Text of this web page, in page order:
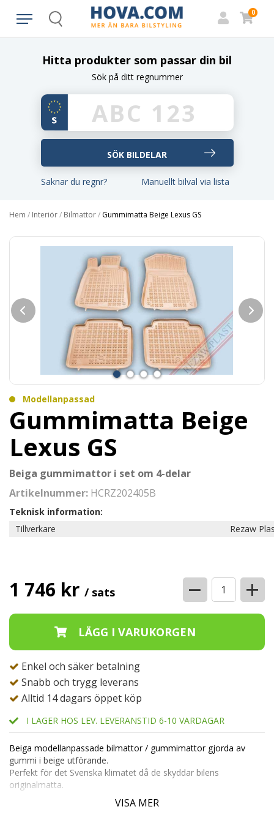
Search
0
Hitta produkter som passar din bil
Sök på ditt regnummer
Saknar du regnr? Manuellt bilval via lista
Hem / Interiör/ Bilmattor/ Gummimatta Beige Lexus GS
Modellanpassad
Gummimatta Beige
Lexus GS
Beiga gummimattor i set om 4-delar
Artikelnummer: HCRZ202405B
Teknisk information:
Tillverkare
Rezaw
1 746 kr / sats − +
Enkel och säker betalning
Snabb och trygg leverans
Alltid 14 dagars öppet köp
I LAGER HOS LEV. LEVERANSTID 6-10 VARDAGAR
Beiga modellanpassade bilmattor / gummimattor gjorda av
gummi i beige utförande.
Perfekt för det Svenska klimatet då de skyddar bilens
originalmatta.
Skålmattan har en upphöjd kant för att eventuell fukt, vätska
VISA MER